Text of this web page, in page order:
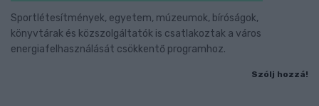
Sportlétesítmények, egyetem, múzeumok, bíróságok,
könyvtárak és közszolgáltatók is csatlakoztak a város
energiafelhasználását csökkentő programhoz.
Szólj hozzá!